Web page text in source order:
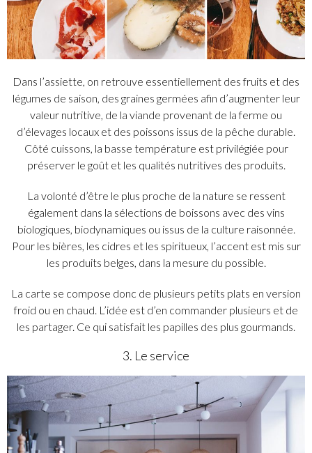
Dans l’assiette, on retrouve essentiellement des fruits et des
légumes de saison, des graines germées afin d’augmenter leur
valeur nutritive, de la viande provenant de la ferme ou
d’élevages locaux et des poissons issus de la pêche durable.
Côté cuissons, la basse température est privilégiée pour
préserver le goût et les qualités nutritives des produits.
La volonté d’être le plus proche de la nature se ressent
également dans la sélections de boissons avec des vins
biologiques, biodynamiques ou issus de la culture raisonnée.
Pour les bières, les cidres et les spiritueux, l’accent est mis sur
les produits belges, dans la mesure du possible.
La carte se compose donc de plusieurs petits plats en version
froid ou en chaud. L’idée est d’en commander plusieurs et de
les partager. Ce qui satisfait les papilles des plus gourmands.
3. Le service